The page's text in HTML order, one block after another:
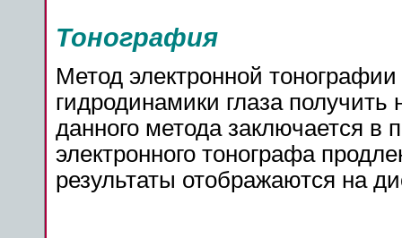
Тонография
Метод электронной
гидродинамики глаза
данного метода заключается
электронного тонографа
результаты отображаются на